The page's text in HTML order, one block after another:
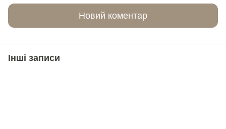
Новий коментар
Інші записи